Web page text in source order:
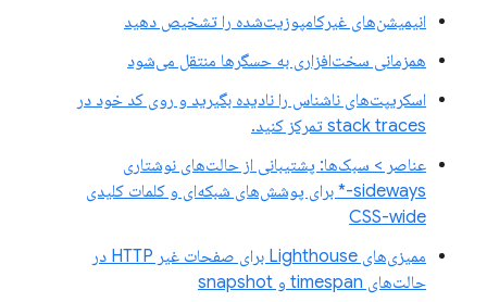
انیمیشن‌های غیرکامپوزیت‌شده را تشخیص دهید
همزمانی سخت‌افزاری به حسگرها منتقل می‌شود
اسکریپت‌های ناشناس را نادیده بگیرید و روی کد خود در
stack traces تمرکز کنید.
عناصر > سبک‌ها: پشتیبانی از حالت‌های نوشتاری
sideways-* برای پوشش‌های شبکه‌ای و کلمات کلیدی
CSS-wide
ممیزی‌های Lighthouse برای صفحات غیر HTTP در
حالت‌های timespan و snapshot